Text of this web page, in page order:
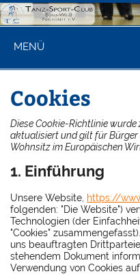
Zum
Inhalt
springen
MENÜ
Cookies
Diese Cookie-Richtlinie wurde
aktualisiert und gilt für
Wohnsitz im Europäischen
1. Einführung
Unsere Website, https://
folgenden: "Die Website")
Technologien (der
"Cookies"
uns beauftragten
stehendem Dokument
Verwendung von Cookies